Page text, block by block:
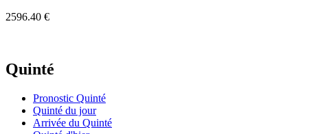
2596.40 €
Quinté
Pronostic Quinté
Quinté du jour
Arrivée du Quinté